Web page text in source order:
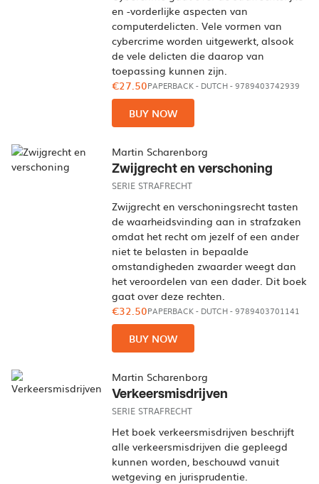
en -vorderlijke aspecten van
computerdelicten. Vele vormen van
cybercrime worden uitgewerkt, alsook
de vele delicten die daarop van
toepassing kunnen zijn.
€27.50PAPERBACK- DUTCH- 9789403742939
BUY NOW
Martin Scharenborg
Zwijgrecht en verschoning
SERIE STRAFRECHT
Zwijgrecht en verschoningsrecht tasten
de waarheidsvinding aan in strafzaken
omdat het recht om jezelf of een ander
niet te belasten in bepaalde
omstandigheden zwaarder weegt dan
het veroordelen van een dader. Dit boek
gaat over deze rechten.
€32.50PAPERBACK- DUTCH- 9789403701141
BUY NOW
Martin Scharenborg
Verkeersmisdrijven
SERIE STRAFRECHT
Het boek verkeersmisdrijven beschrijft
alle verkeersmisdrijven die gepleegd
kunnen worden, beschouwd vanuit
wetgeving en jurisprudentie.